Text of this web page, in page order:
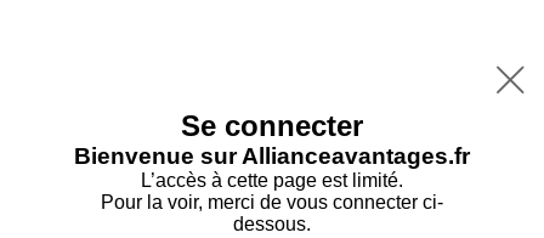

Se connecter
Bienvenue sur Allianceavantages.fr
L’accès à cette page est limité.
Pour la voir, merci de vous connecter ci-
dessous.